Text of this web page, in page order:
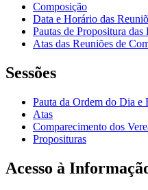
Composição
Data e Horário das
Pautas de Propositura
Atas das Reuniões de
Sessões
Pauta da Ordem do Dia e
Atas
Comparecimento dos
Proposituras
Acesso à